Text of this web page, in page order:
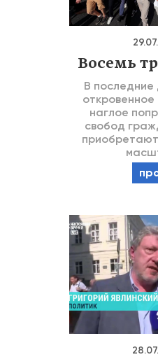
Восемь
В последние
откровенное
наглое
свобод